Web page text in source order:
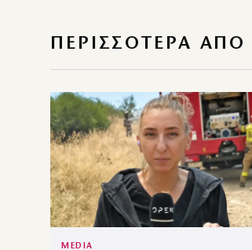
ΠΕΡΙΣΣΌΤΕΡΑ ΑΠΌ
MEDIA